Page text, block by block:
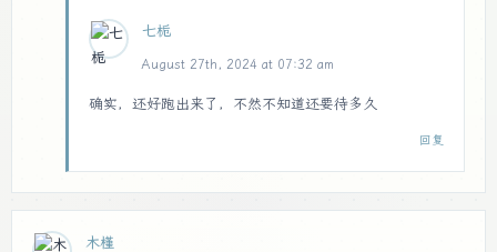
七栀
August 27th, 2024 at 07:32 am
确实，还好跑出来了，不然不知道还要待多久
回复
木槿